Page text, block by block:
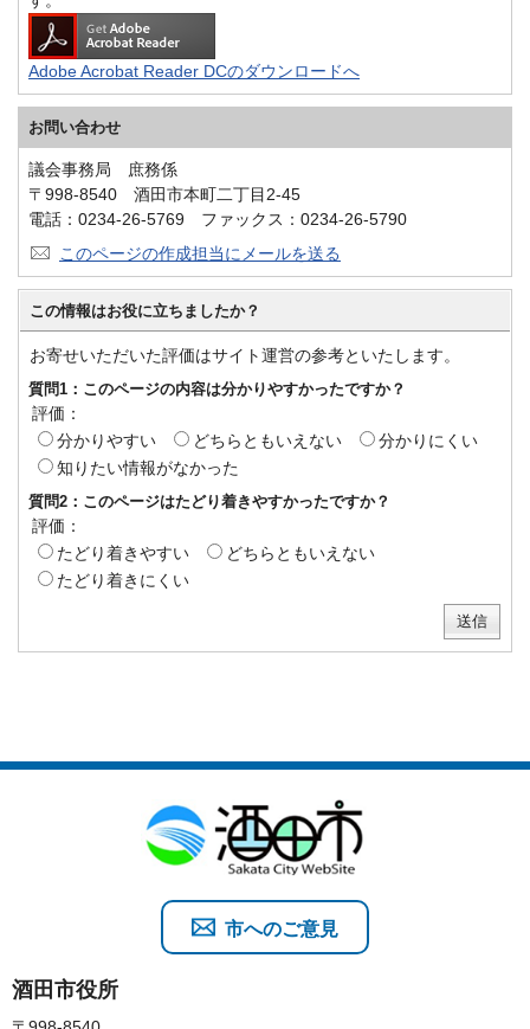
Adobe Acrobat Reader DCのダウンロードへ
お問い合わせ
議会事務局 庶務係
〒998-8540 酒田市本町二丁目2-45
電話：0234-26-5769 ファックス：0234-26-5790
このページの作成担当にメールを送る
この情報はお役に立ちましたか？
お寄せいただいた評価はサイト運営の参考といたします。
質問1：このページの内容は分かりやすかったですか？
評価：
分かりやすい
どちらともいえない
分かりにくい
知りたい情報がなかった
質問2：このページはたどり着きやすかったですか？
評価：
たどり着きやすい
どちらともいえない
たどり着きにくい
酒田市役所
市へのご意見